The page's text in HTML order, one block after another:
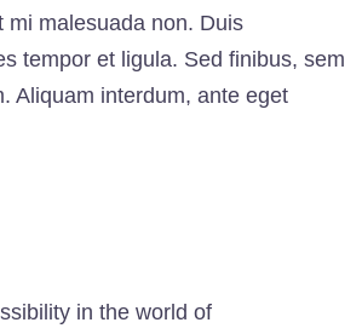
mi malesuada non. Duis
tempor et ligula. Sed finibus, sem
Aliquam interdum, ante eget
in the world of